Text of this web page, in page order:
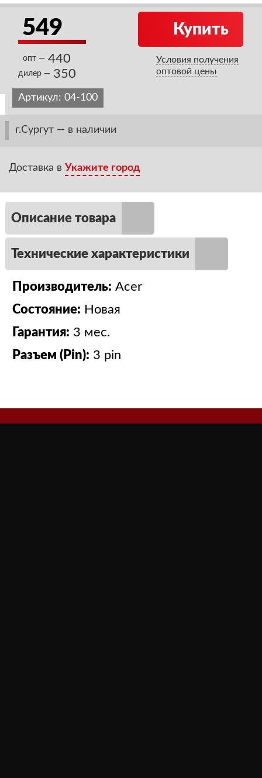
549
опт — 440
дилер — 350
Купить
Условия получения
оптовой цены
Артикул: 04-100
г.Сургут — в наличии
Доставка в Укажите город
Описание товара
Технические характеристики
Производитель: Acer
Состояние: Новая
Гарантия: 3 мес.
Разъем (Pin): 3 pin